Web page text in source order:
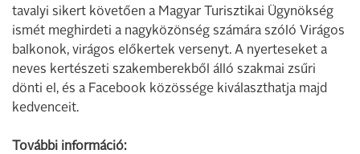
tavalyi sikert követően a Magyar Turisztikai Ügynökség
ismét meghirdeti a nagyközönség számára szóló Virágos
balkonok, virágos előkertek versenyt. A nyerteseket a
neves kertészeti szakemberekből álló szakmai zsűri
dönti el, és a Facebook közössége kiválaszthatja majd
kedvenceit.
További információ: